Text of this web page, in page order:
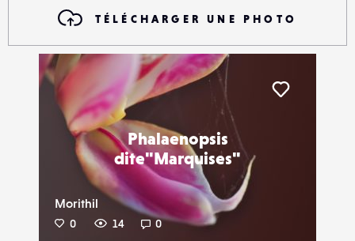
CONTACTS
ÉVÉNEMENTS
FAVORIS
TÉLÉCHARGER UNE PHOTO
Phalaenopsis
dite"Marquises"
Morithil
0 14 0